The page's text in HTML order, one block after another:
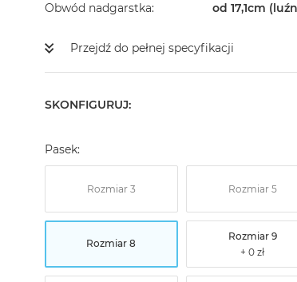
Obwód nadgarstka
od 17,1cm
Przejdź do pełnej specyfikacji
SKONFIGURUJ:
Pasek:
Rozmiar 3 Rozmiar 5
Rozmiar 8
Rozmiar 9